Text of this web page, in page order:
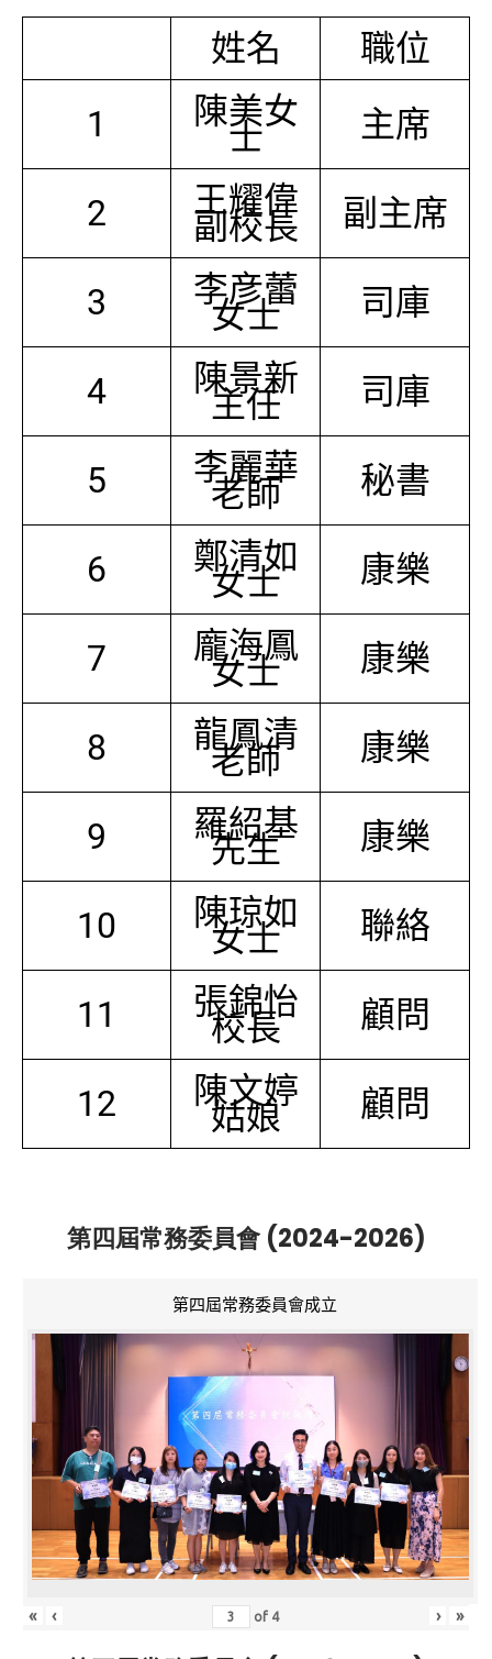
姓名
職位
1
陳美女
士 主席
2 王耀偉
副校長 副主席
3 李彦蕾
女士 司庫
4 陳景新
主任 司庫
5 李麗華
老師 秘書
6 鄭清如
女士 康樂
7 龐海鳳
女士 康樂
8 龍鳳清
老師 康樂
9 羅紹基
先生 康樂
10 陳琼如
女士 聯絡
11 張錦怡
校長 顧問
12 陳文婷
姑娘 顧問
第四屆常務委員會 (2024-2026)
第四屆常務委員會成立
« ‹ of 4 › »